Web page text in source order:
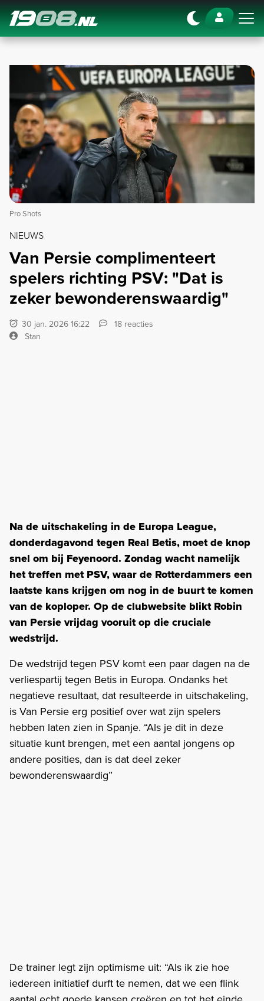
Navigation
Pro Shots
NIEUWS
Van Persie complimenteert
spelers richting PSV: "Dat is
zeker bewonderenswaardig"
30 jan. 2026 16:22
18 reacties
Stan
Na de uitschakeling in de Europa League,
donderdagavond tegen Real Betis, moet de knop
snel om bij Feyenoord. Zondag wacht namelijk
het treffen met PSV, waar de Rotterdammers een
laatste kans krijgen om nog in de buurt te komen
van de koploper. Op de clubwebsite blikt Robin
van Persie vrijdag vooruit op die cruciale
wedstrijd.
De wedstrijd tegen PSV komt een paar dagen na de
verliespartij tegen Betis in Europa. Ondanks het
negatieve resultaat, dat resulteerde in uitschakeling,
is Van Persie erg positief over wat zijn spelers
hebben laten zien in Spanje. “Als je dit in deze
situatie kunt brengen, met een aantal jongens op
andere posities, dan is dat deel zeker
bewonderenswaardig”
De trainer legt zijn optimisme uit: “Als ik zie hoe
iedereen initiatief durft te nemen, dat we een flink